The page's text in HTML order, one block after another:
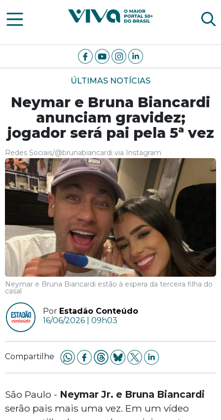
Viva Notícias
ÚLTIMAS NOTÍCIAS
Neymar e Bruna Biancardi
anunciam gravidez;
jogador será pai pela 5ª vez
Redes Sociais/@brunabiancardi via Instagram
Neymar e Bruna Biancardi estão à espera da terceira filha do
casal
Por Estadão Conteúdo
16/06/2026 | 09h03
Compartilhe
São Paulo - Neymar Jr. e Bruna Biancardi
serão pais mais uma vez. Em um vídeo